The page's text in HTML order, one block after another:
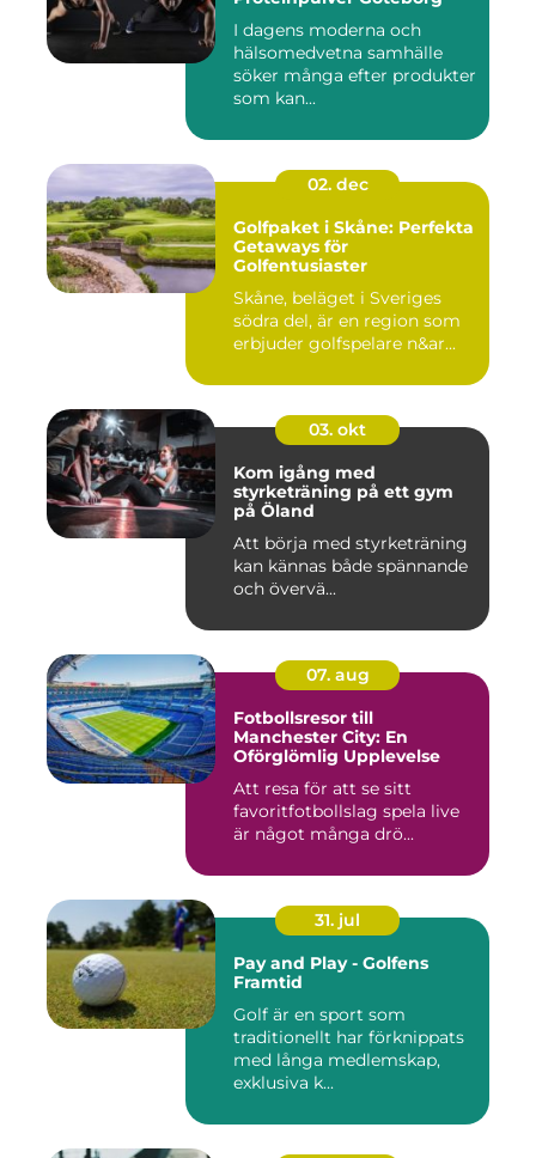
I dagens moderna och
hälsomedvetna samhälle
söker många efter produkter
som kan...
02. dec
Golfpaket i Skåne: Perfekta
Getaways för
Golfentusiaster
Skåne, beläget i Sveriges
södra del, är en region som
erbjuder golfspelare n&ar...
03. okt
Kom igång med
styrketräning på ett gym
på Öland
Att börja med styrketräning
kan kännas både spännande
och övervä...
07. aug
Fotbollsresor till
Manchester City: En
Oförglömlig Upplevelse
Att resa för att se sitt
favoritfotbollslag spela live
är något många drö...
31. jul
Pay and Play - Golfens
Framtid
Golf är en sport som
traditionellt har förknippats
med långa medlemskap,
exklusiva k...